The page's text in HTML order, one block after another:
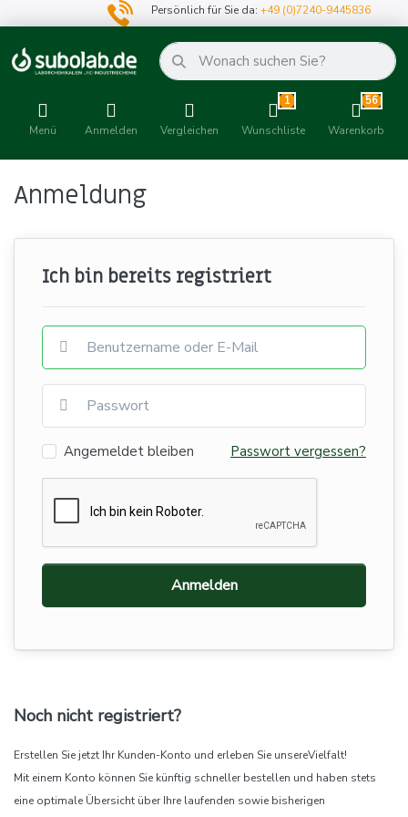
Persönlich für Sie da:+49 (0)7240-9445836
Menü Anmelden Vergleichen
1
Wunschliste
56
Warenkorb
Anmeldung
Ich bin bereits registriert
Angemeldet bleiben Passwort vergessen?
Anmelden
Noch nicht registriert?
Erstellen Sie jetzt Ihr Kunden-Konto und erleben Sie unsereVielfalt!
Mit einem Konto können Sie künftig schneller bestellen und haben stets
eine optimale Übersicht über Ihre laufenden sowie bisherigen